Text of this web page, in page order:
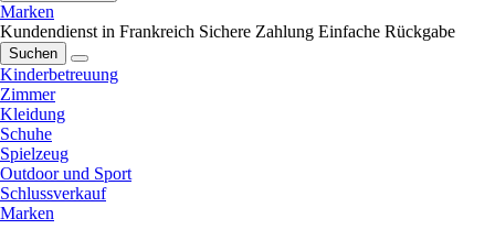
Marken
Kundendienst in Frankreich Sichere Zahlung Einfache Rückgabe
Suchen
Kinderbetreuung
Zimmer
Kleidung
Schuhe
Spielzeug
Outdoor und Sport
Schlussverkauf
Marken